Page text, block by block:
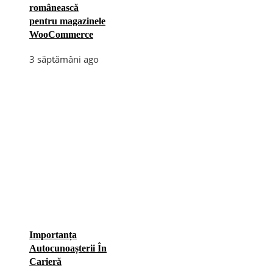
românească
pentru magazinele
WooCommerce
3 săptămâni ago
Importanța
Autocunoașterii În
Carieră